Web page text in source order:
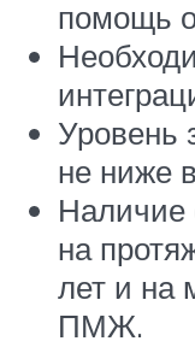
помощь
Уровень
не ниже
Наличие
на
лет и на
ПМЖ.